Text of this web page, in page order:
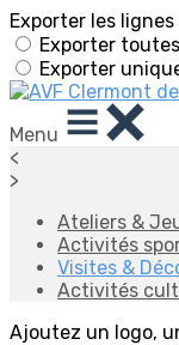
Exporter les
Exporter
Exporter
Menu
<
>
Ateliers &
Activités
Visites &
Activités
Ajoutez un logo,